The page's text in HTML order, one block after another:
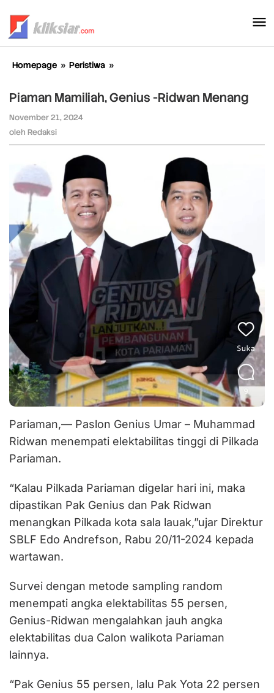
konten
Homepage » Peristiwa »
Genius
-
Piaman Mamiliah, Genius -Ridwan Menang
November 21, 2024
oleh Redaksi
Pariaman,— Paslon Genius Umar – Muhammad
Ridwan menempati elektabilitas tinggi di Pilkada
Pariaman.
“Kalau Pilkada Pariaman digelar hari ini, maka
dipastikan Pak Genius dan Pak Ridwan
menangkan Pilkada kota sala lauak,”ujar Direktur
SBLF Edo Andrefson, Rabu 20/11-2024 kepada
wartawan.
Survei dengan metode sampling random
menempati angka elektabilitas 55 persen,
Genius-Ridwan mengalahkan jauh angka
elektabilitas dua Calon walikota Pariaman
lainnya.
“Pak Genius 55 persen, lalu Pak Yota 22 persen